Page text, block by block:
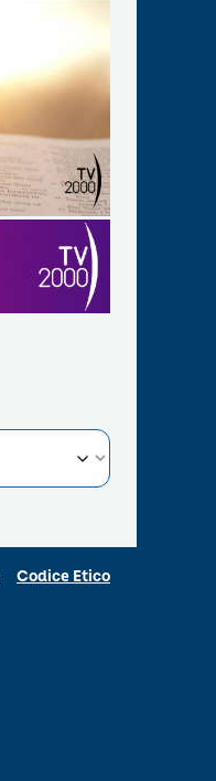
Codice Etico